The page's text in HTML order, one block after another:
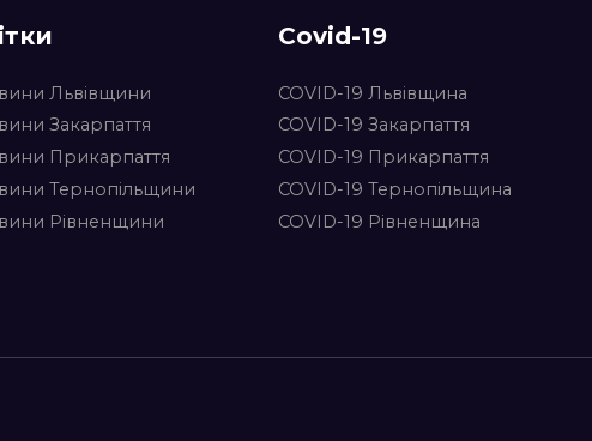
Львівщини
Закарпаття
Прикарпаття
Тернопільщини
Рівненщини
Covid-19
COVID-19 Львівщина
COVID-19 Закарпаття
COVID-19 Прикарпаття
COVID-19 Тернопільщина
COVID-19 Рівненщина